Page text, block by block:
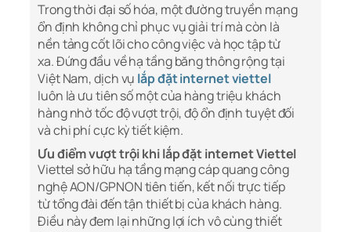
Trong thời đại số hóa, một đường truyền mạng
ổn định không chỉ phục vụ giải trí mà còn là
nền tảng cốt lõi cho công việc và học tập từ
xa. Đứng đầu về hạ tầng băng thông rộng tại
Việt Nam, dịch vụ lắp đặt internet viettel
luôn là ưu tiên số một của hàng triệu khách
hàng nhờ tốc độ vượt trội, độ ổn định tuyệt đối
và chi phí cực kỳ tiết kiệm.
Ưu điểm vượt trội khi lắp đặt internet Viettel
Viettel sở hữu hạ tầng mạng cáp quang công
nghệ AON/GPNON tiên tiến, kết nối trực tiếp
từ tổng đài đến tận thiết bị của khách hàng.
Điều này đem lại những lợi ích vô cùng thiết